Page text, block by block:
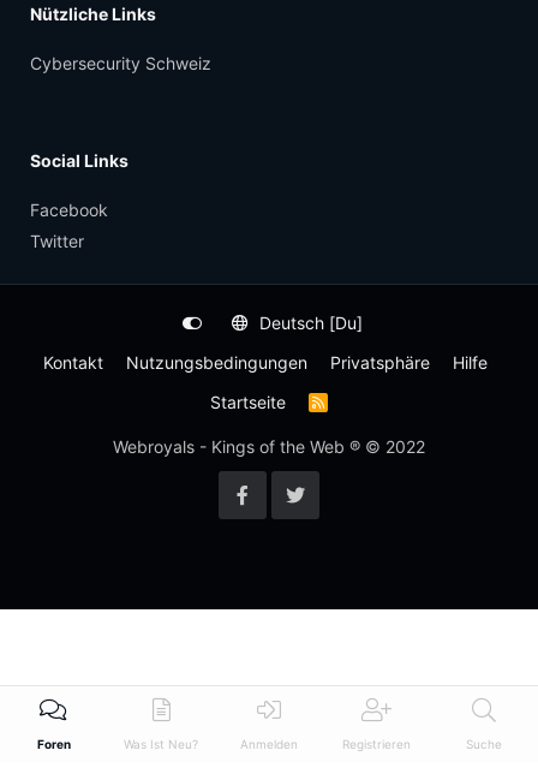
Nützliche Links
Cybersecurity Schweiz
Social Links
Facebook
Twitter
Deutsch [Du]
Kontakt
Nutzungsbedingungen Privatsphäre
Hilfe
Startseite
R
S
Webroyals - Kings of the Web ® © 2022
Foren Was Ist Neu? Anmelden Registrieren Suche